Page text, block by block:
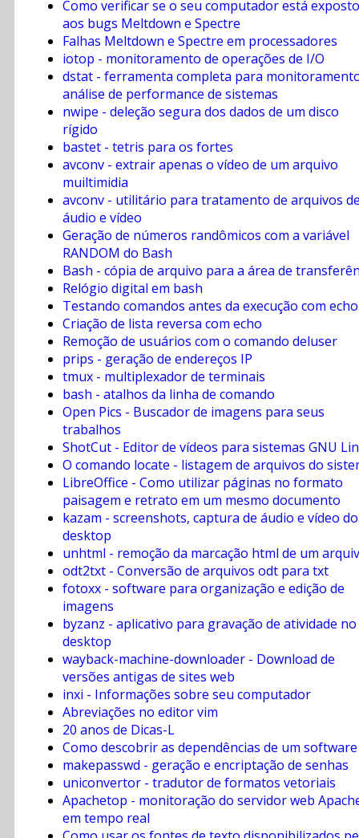
Como verificar se o seu computador está exposto
aos bugs Meltdown e Spectre
Falhas Meltdown e Spectre em processadores
iotop - monitoramento de operações de I/O
dstat - ferramenta completa para
análise de performance de sistemas
nwipe - deleção segura dos dados de um disco
rígido
bastet - tetris para os fortes
avconv - extrair apenas o vídeo de um arquivo
muiltimidia
avconv - utilitário para tratamento de arquivos
áudio e vídeo
Geração de números randômicos com a variável
RANDOM do Bash
Bash - cópia de arquivo para a área de
Relógio digital em bash
Testando comandos antes da execução com echo
Criação de lista reversa com echo
Remoção de usuários com o comando deluser
prips - geração de endereços IP
tmux - multiplexador de terminais
bash - atalhos da linha de comando
Open Pics - Buscador de imagens para seus
trabalhos
ShotCut - Editor de vídeos para sistemas GNU
O comando locate - listagem de arquivos do
LibreOffice - Como utilizar páginas no formato
paisagem e retrato em um mesmo documento
kazam - screenshots, captura de áudio e vídeo do
desktop
unhtml - remoção da marcação html de um
odt2txt - Conversão de arquivos odt para txt
fotoxx - software para organização e edição de
imagens
byzanz - aplicativo para gravação de atividade no
desktop
wayback-machine-downloader - Download de
versões antigas de sites web
inxi - Informações sobre seu computador
Abreviações no editor vim
20 anos de Dicas-L
Como descobrir as dependências de um software
makepasswd - geração e encriptação de senhas
uniconvertor - tradutor de formatos vetoriais
Apachetop - monitoração do servidor web
em tempo real